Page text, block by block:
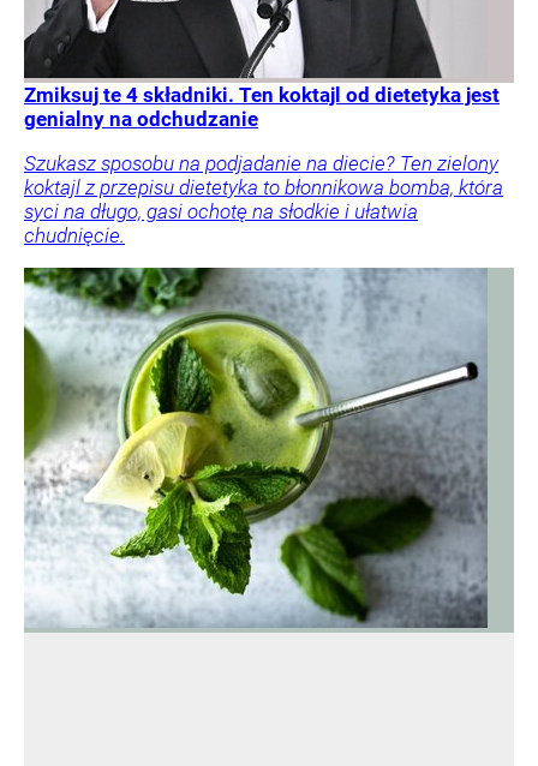
Zmiksuj te 4 składniki. Ten koktajl od dietetyka jest
genialny na odchudzanie
Szukasz sposobu na podjadanie na diecie? Ten zielony
koktajl z przepisu dietetyka to błonnikowa bomba, która
syci na długo, gasi ochotę na słodkie i ułatwia
chudnięcie.